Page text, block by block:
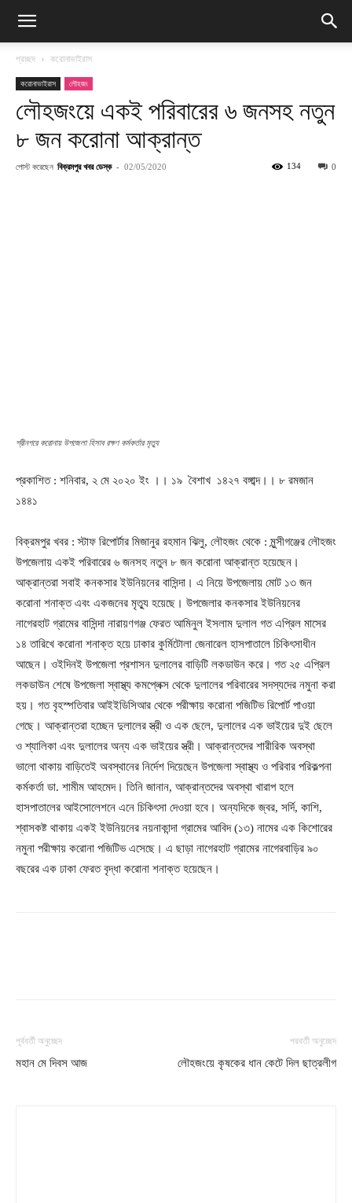
প্রচ্ছদ করোনাভাইরাস
করোনাভাইরাস লৌহজং
লৌহজংয়ে একই পরিবারের ৬ জনসহ নতুন
৮ জন করোনা আক্রান্ত
পোস্ট করেছেন বিক্রমপুর খবর ডেস্ক - 02/05/2020 0
134
শ্রীনগরে করোনায় উপজেলা হিসাব রক্ষণ কর্মকর্তার মৃত্যু
প্রকাশিত : শনিবার, ২ মে ২০২০ ইং ।। ১৯ বৈশাখ ১৪২৭ বঙ্গাব্দ।। ৮ রমজান
১৪৪১
বিক্রমপুর খবর : স্টাফ রিপোর্টার মিজানুর রহমান ঝিলু, লৌহজং থেকে : মুন্সীগঞ্জের লৌহজং
উপজেলায় একই পরিবারের ৬ জনসহ নতুন ৮ জন করোনা আক্রান্ত হয়েছেন।
আক্রান্তরা সবাই কনকসার ইউনিয়নের বাসিন্দা। এ নিয়ে উপজেলায় মোট ১৩ জন
করোনা শনাক্ত এবং একজনের মৃত্যু হয়েছে। উপজেলার কনকসার ইউনিয়নের
নাগেরহাট গ্রামের বাসিন্দা নারায়ণগঞ্জ ফেরত আমিনুল ইসলাম দুলাল গত এপ্রিল মাসের
১৪ তারিখে করোনা শনাক্ত হয়ে ঢাকার কুর্মিটোলা জেনারেল হাসপাতালে চিকিৎসাধীন
আছেন। ওইদিনই উপজেলা প্রশাসন দুলালের বাড়িটি লকডাউন করে। গত ২৫ এপ্রিল
লকডাউন শেষে উপজেলা স্বাস্থ্য কমপ্লেক্স থেকে দুলালের পরিবারের সদস্যদের নমুনা করা
হয়। গত বৃহস্পতিবার আইইডিসিআর থেকে পরীক্ষায় করোনা পজিটিভ রিপোর্ট পাওয়া
গেছে। আক্রান্তরা হচ্ছেন দুলালের স্ত্রী ও এক ছেলে, দুলালের এক ভাইয়ের দুই ছেলে
ও শ্যালিকা এবং দুলালের অন্য এক ভাইয়ের স্ত্রী। আক্রান্তদের শারীরিক অবস্থা
ভালো থাকায় বাড়িতেই অবস্থানের নির্দেশ দিয়েছেন উপজেলা স্বাস্থ্য ও পরিবার পরিকল্পনা
কর্মকর্তা ডা. শামীম আহমেদ। তিনি জানান, আক্রান্তদের অবস্থা খারাপ হলে
হাসপাতালের আইসোলেশনে এনে চিকিৎসা দেওয়া হবে। অন্যদিকে জ্বর, সর্দি, কাশি,
শ্বাসকষ্ট থাকায় একই ইউনিয়নের নয়নাকান্দা গ্রামের আবিদ (১৩) নামের এক কিশোরের
নমুনা পরীক্ষায় করোনা পজিটিভ এসেছে। এ ছাড়া নাগেরহাট গ্রামের নাগেরবাড়ির ৯০
বছরের এক ঢাকা ফেরত বৃদ্ধা করোনা শনাক্ত হয়েছেন।
পূর্ববর্তী অনুচ্ছেদ
মহান মে দিবস আজ
পরবর্তী অনুচ্ছেদ
লৌহজংয়ে কৃষকের ধান কেটে দিল ছাত্রলীগ